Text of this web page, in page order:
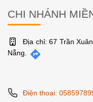
CHI NHÁNH
Địa chỉ: 67 Trần
Nẵng.
Điện thoại: